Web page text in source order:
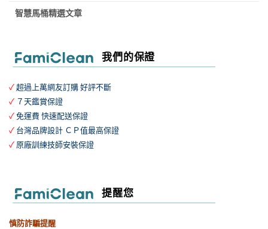
智慧馬桶精選文章
我們的保證
✓ 超過上萬網友訂購 好評不斷
✓ ７天鑑賞保證
✓ 免運費 快速配送保證
✓ 台灣品牌設計 ＣＰ值最高保證
✓ 原廠訓練技師安裝保證
提醒您
慎防詐騙提醒